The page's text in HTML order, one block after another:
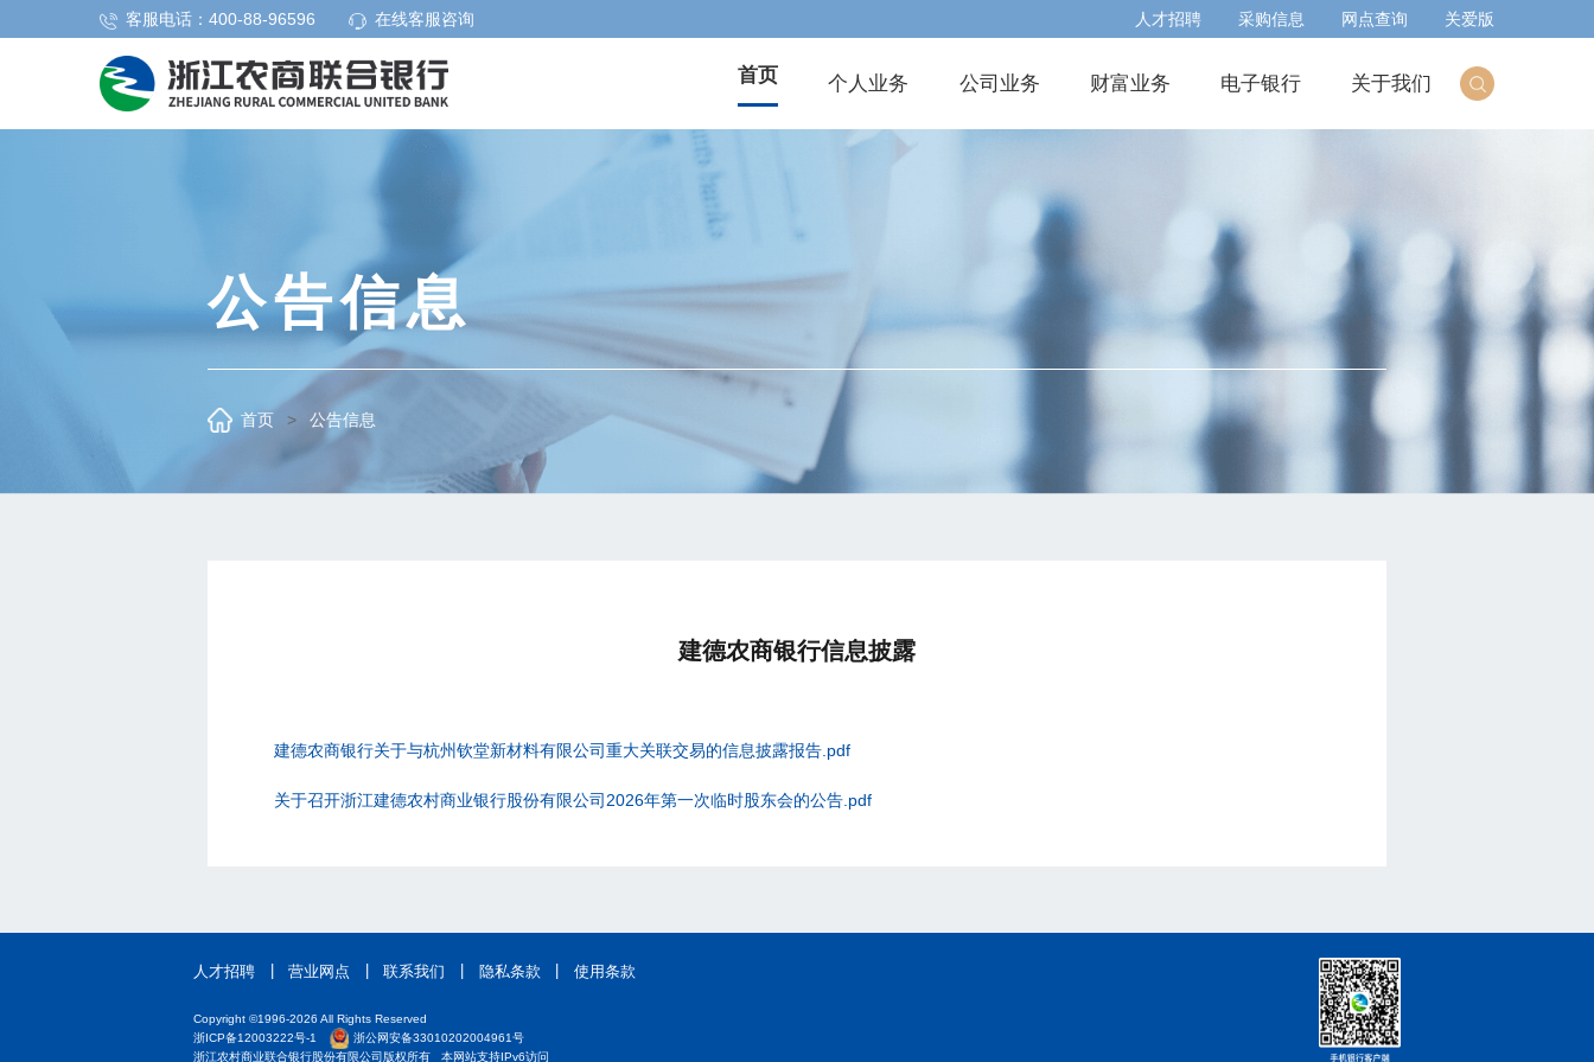
客服电话：400-88-96596 在线客服咨询 人才招聘 采购信息 网点查询 关爱版
首页 个人业务 公司业务 财富业务 电子银行 关于我们
公告信息
首页 > 公告信息
建德农商银行信息披露
建德农商银行关于与杭州钦堂新材料有限公司重大关联交易的信息披露报告.pdf
关于召开浙江建德农村商业银行股份有限公司2026年第一次临时股东会的公告.pdf
人才招聘 营业网点 联系我们 隐私条款 使用条款
Copyright ©1996-2026 All Rights Reserved
浙ICP备12003222号-1
浙公网安备33010202004961号
浙江农村商业联合银行股份有限公司版权所有 本网站支持IPv6访问